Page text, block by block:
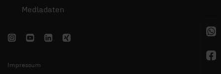
Mediadaten
Impressum